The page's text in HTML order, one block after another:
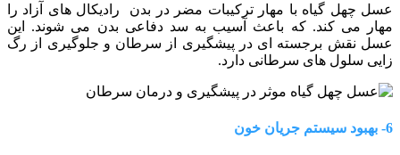
عسل چهل گیاه با مهار ترکیبات مضر در بدن رادیکال های آزاد را
مهار می کند. که باعث آسیب به سد دفاعی بدن می شوند. این
عسل نقش برجسته ای در پیشگیری از سرطان و جلوگیری از رگ
زایی سلول های سرطانی دارد.
6- بهبود سیستم جریان خون